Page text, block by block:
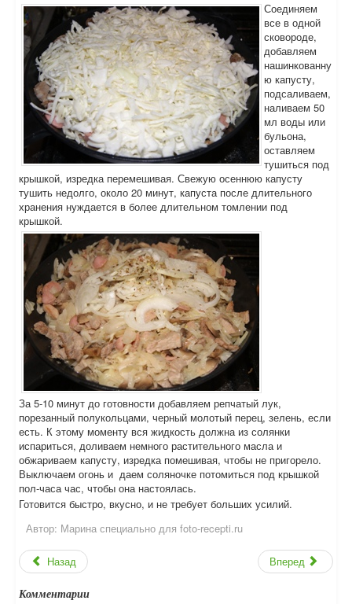
Соединяем
все в одной
сковороде,
добавляем
нашинкованну
ю капусту,
подсаливаем,
наливаем 50
мл воды или
бульона,
оставляем
тушиться под
крышкой, изредка перемешивая. Свежую осеннюю капусту
тушить недолго, около 20 минут, капуста после длительного
хранения нуждается в более длительном томлении под
крышкой.
За 5-10 минут до готовности добавляем репчатый лук,
порезанный полукольцами, черный молотый перец, зелень, если
есть. К этому моменту вся жидкость должна из солянки
испариться, доливаем немного растительного масла и
обжариваем капусту, изредка помешивая, чтобы не пригорело.
Выключаем огонь и даем соляночке потомиться под крышкой
пол-часа час, чтобы она настоялась.
Готовится быстро, вкусно, и не требует больших усилий.
Автор: Марина специально для foto-recepti.ru
Назад Вперед
Комментарии